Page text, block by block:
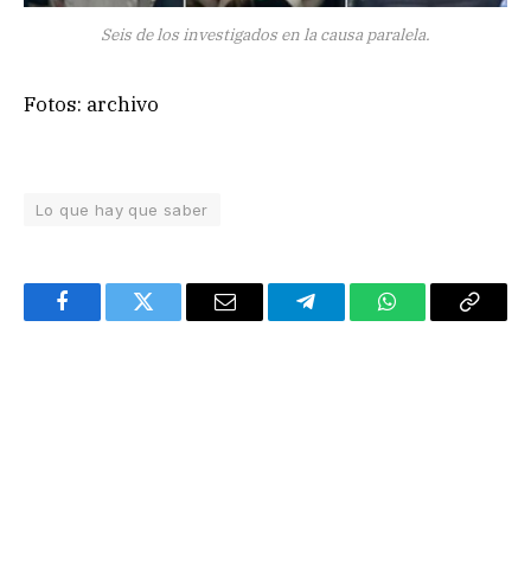
Seis de los investigados en la causa paralela.
Fotos: archivo
Lo que hay que saber
FacebookTwitter Email TelegramWhatsAppCopy